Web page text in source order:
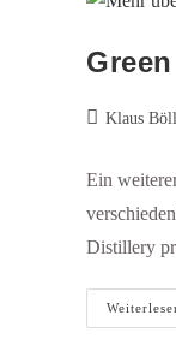
Klaus
Ein
Distillery